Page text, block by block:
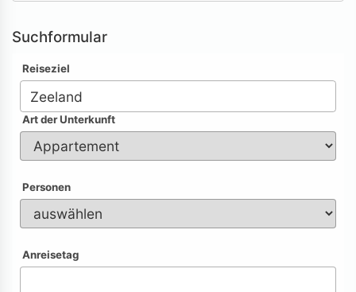
Suchformular
Reiseziel
Art der Unterkunft
Personen
Anreisetag